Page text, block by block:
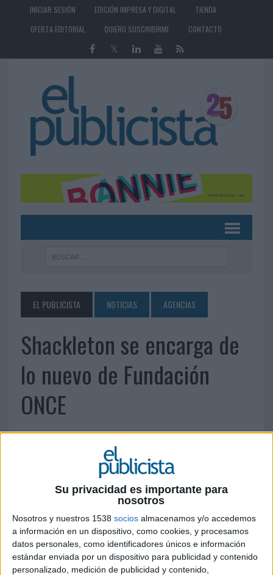
Su privacidad es importante para
nosotros
Nosotros y nuestros 1538 socios almacenamos y/o accedemos
a información en un dispositivo, como cookies, y procesamos
datos personales, como identificadores únicos e información
estándar enviada por un dispositivo para publicidad y contenido
personalizado, medición de publicidad y contenido,
INICIAR SESIÓN EDICIÓN IMPRESA Y DIGITAL
TIENDA
OFERTA EDITORIAL
QUIERO SUSCRIBIRME CONTACTO
EL PUBLICISTA NOTICIAS AGENCIAS
Shackleton se encarga de
lo nuevo de Fundación
ONCE
La agencia ha ideado la campaña que respalda el
plan 'No te rindas nunca', puesto en marcha para
impulsar el empleo de los jóvenes con
discapacidad menores de 30 años.
La Fundación ONCE ha elegido a Shackleton para promocionar e impulsar el
proyecto ‘No te Rindas Nunca’ (NTRN), un nuevo plan y programa que tiene por
en el tejido empresarial español.